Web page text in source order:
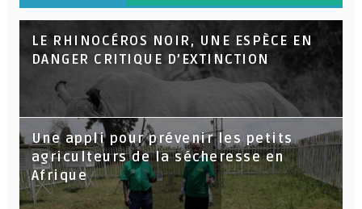
LE RHINOCÉROS NOIR, UNE ESPÈCE EN
DANGER CRITIQUE D’EXTINCTION
Une appli pour prévenir les petits
agriculteurs de la sécheresse en
Afrique